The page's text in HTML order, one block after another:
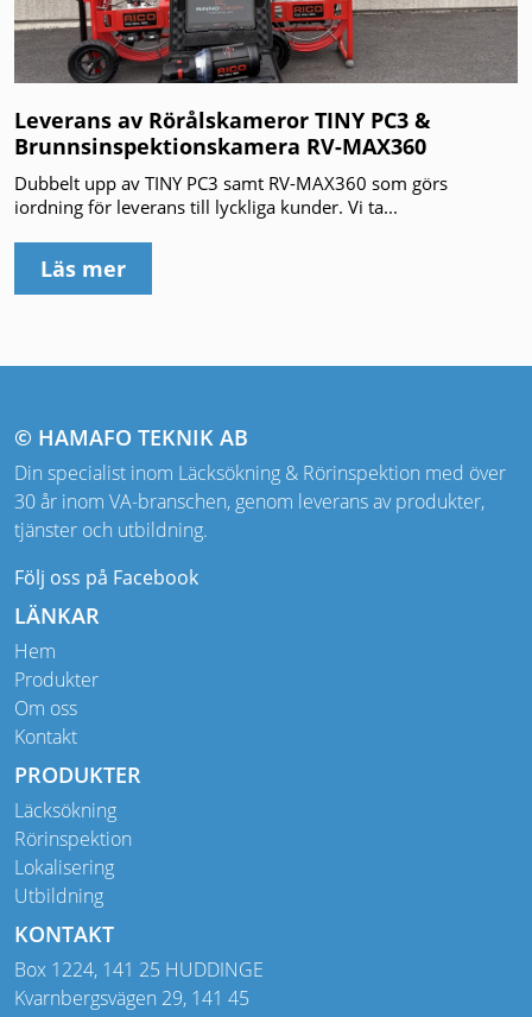
Leverans av Rörålskameror TINY PC3 &
Brunnsinspektionskamera RV-MAX360
Dubbelt upp av TINY PC3 samt RV-MAX360 som görs
iordning för leverans till lyckliga kunder. Vi ta...
Läs mer
© HAMAFO TEKNIK AB
Din specialist inom Läcksökning & Rörinspektion med över
30 år inom VA-branschen, genom leverans av produkter,
tjänster och utbildning.
Följ oss på Facebook
LÄNKAR
Hem
Produkter
Om oss
Kontakt
PRODUKTER
Läcksökning
Rörinspektion
Lokalisering
Utbildning
KONTAKT
Box 1224, 141 25 HUDDINGE
Kvarnbergsvägen 29, 141 45